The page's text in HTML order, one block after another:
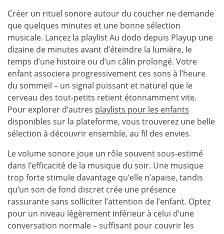
Créer un rituel sonore autour du coucher ne demande
que quelques minutes et une bonne sélection
musicale. Lancez la playlist Au dodo depuis Playup une
dizaine de minutes avant d’éteindre la lumière, le
temps d’une histoire ou d’un câlin prolongé. Votre
enfant associera progressivement ces sons à l’heure
du sommeil – un signal puissant et naturel que le
cerveau des tout-petits retient étonnamment vite.
Pour explorer d’autres playlists pour les enfants
disponibles sur la plateforme, vous trouverez une belle
sélection à découvrir ensemble, au fil des envies.
Le volume sonore joue un rôle souvent sous-estimé
dans l’efficacité de la musique du soir. Une musique
trop forte stimule davantage qu’elle n’apaise, tandis
qu’un son de fond discret crée une présence
rassurante sans solliciter l’attention de l’enfant. Optez
pour un niveau légèrement inférieur à celui d’une
conversation normale – suffisant pour couvrir les